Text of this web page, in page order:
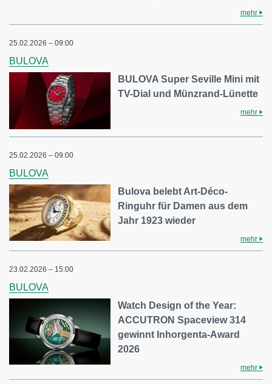
mehr
25.02.2026 – 09:00
BULOVA
BULOVA Super Seville Mini mit
TV-Dial und Münzrand-Lünette
mehr
25.02.2026 – 09:00
BULOVA
Bulova belebt Art-Déco-
Ringuhr für Damen aus dem
Jahr 1923 wieder
mehr
23.02.2026 – 15:00
BULOVA
Watch Design of the Year:
ACCUTRON Spaceview 314
gewinnt Inhorgenta-Award
2026
mehr